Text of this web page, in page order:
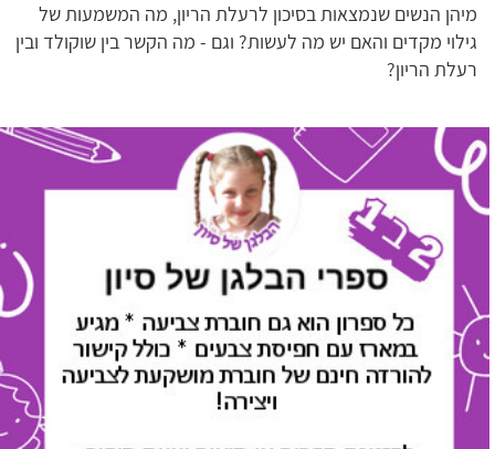
מיהן הנשים שנמצאות בסיכון לרעלת הריון, מה המשמעות של
גילוי מקדים והאם יש מה לעשות? וגם - מה הקשר בין שוקולד ובין
רעלת הריון?